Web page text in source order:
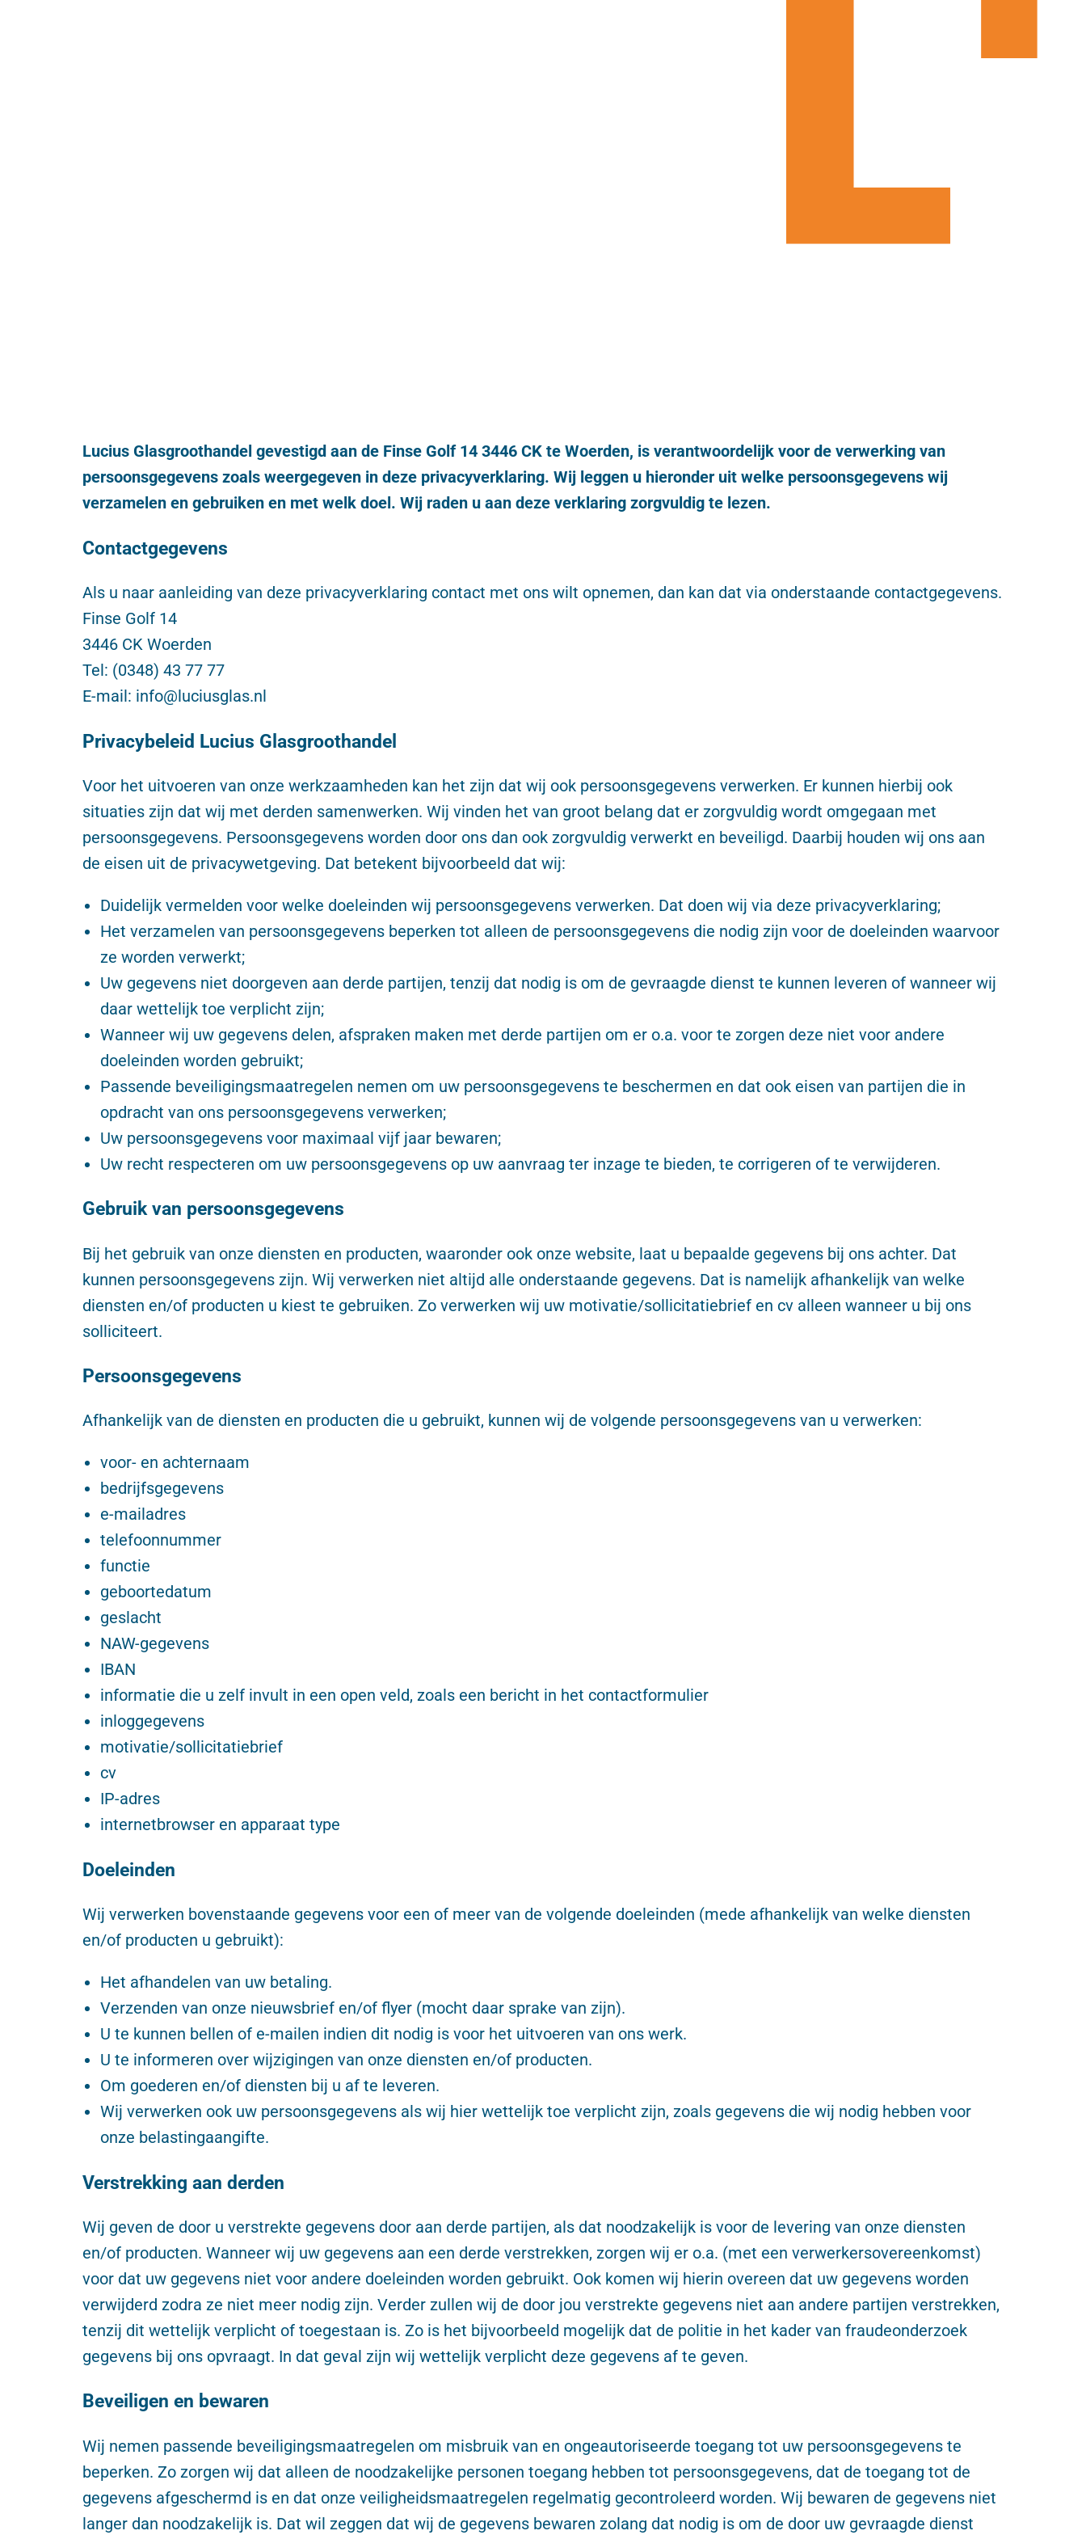
Lucius Glasgroothandel gevestigd aan de Finse Golf 14 3446 CK te Woerden, is verantwoordelijk voor de verwerking van
persoonsgegevens zoals weergegeven in deze privacyverklaring. Wij leggen u hieronder uit welke persoonsgegevens wij
verzamelen en gebruiken en met welk doel. Wij raden u aan deze verklaring zorgvuldig te lezen.
Contactgegevens
Als u naar aanleiding van deze privacyverklaring contact met ons wilt opnemen, dan kan dat via onderstaande contactgegevens.
Finse Golf 14
3446 CK Woerden
Tel: (0348) 43 77 77
E-mail: info@luciusglas.nl
Privacybeleid Lucius Glasgroothandel
Voor het uitvoeren van onze werkzaamheden kan het zijn dat wij ook persoonsgegevens verwerken. Er kunnen hierbij ook
situaties zijn dat wij met derden samenwerken. Wij vinden het van groot belang dat er zorgvuldig wordt omgegaan met
persoonsgegevens. Persoonsgegevens worden door ons dan ook zorgvuldig verwerkt en beveiligd. Daarbij houden wij ons aan
de eisen uit de privacywetgeving. Dat betekent bijvoorbeeld dat wij:
Duidelijk vermelden voor welke doeleinden wij persoonsgegevens verwerken. Dat doen wij via deze privacyverklaring;
Het verzamelen van persoonsgegevens beperken tot alleen de persoonsgegevens die nodig zijn voor de doeleinden waarvoor
ze worden verwerkt;
Uw gegevens niet doorgeven aan derde partijen, tenzij dat nodig is om de gevraagde dienst te kunnen leveren of wanneer wij
daar wettelijk toe verplicht zijn;
Wanneer wij uw gegevens delen, afspraken maken met derde partijen om er o.a. voor te zorgen deze niet voor andere
doeleinden worden gebruikt;
Passende beveiligingsmaatregelen nemen om uw persoonsgegevens te beschermen en dat ook eisen van partijen die in
opdracht van ons persoonsgegevens verwerken;
Uw persoonsgegevens voor maximaal vijf jaar bewaren;
Uw recht respecteren om uw persoonsgegevens op uw aanvraag ter inzage te bieden, te corrigeren of te verwijderen.
Gebruik van persoonsgegevens
Bij het gebruik van onze diensten en producten, waaronder ook onze website, laat u bepaalde gegevens bij ons achter. Dat
kunnen persoonsgegevens zijn. Wij verwerken niet altijd alle onderstaande gegevens. Dat is namelijk afhankelijk van welke
diensten en/of producten u kiest te gebruiken. Zo verwerken wij uw motivatie/sollicitatiebrief en cv alleen wanneer u bij ons
solliciteert.
Persoonsgegevens
Afhankelijk van de diensten en producten die u gebruikt, kunnen wij de volgende persoonsgegevens van u verwerken:
voor- en achternaam
bedrijfsgegevens
e-mailadres
telefoonnummer
functie
geboortedatum
geslacht
NAW-gegevens
IBAN
informatie die u zelf invult in een open veld, zoals een bericht in het contactformulier
inloggegevens
motivatie/sollicitatiebrief
cv
IP-adres
internetbrowser en apparaat type
Doeleinden
Wij verwerken bovenstaande gegevens voor een of meer van de volgende doeleinden (mede afhankelijk van welke diensten
en/of producten u gebruikt):
Het afhandelen van uw betaling.
Verzenden van onze nieuwsbrief en/of flyer (mocht daar sprake van zijn).
U te kunnen bellen of e-mailen indien dit nodig is voor het uitvoeren van ons werk.
U te informeren over wijzigingen van onze diensten en/of producten.
Om goederen en/of diensten bij u af te leveren.
Wij verwerken ook uw persoonsgegevens als wij hier wettelijk toe verplicht zijn, zoals gegevens die wij nodig hebben voor
onze belastingaangifte.
Verstrekking aan derden
Wij geven de door u verstrekte gegevens door aan derde partijen, als dat noodzakelijk is voor de levering van onze diensten
en/of producten. Wanneer wij uw gegevens aan een derde verstrekken, zorgen wij er o.a. (met een verwerkersovereenkomst)
voor dat uw gegevens niet voor andere doeleinden worden gebruikt. Ook komen wij hierin overeen dat uw gegevens worden
verwijderd zodra ze niet meer nodig zijn. Verder zullen wij de door jou verstrekte gegevens niet aan andere partijen verstrekken,
tenzij dit wettelijk verplicht of toegestaan is. Zo is het bijvoorbeeld mogelijk dat de politie in het kader van fraudeonderzoek
gegevens bij ons opvraagt. In dat geval zijn wij wettelijk verplicht deze gegevens af te geven.
Beveiligen en bewaren
Wij nemen passende beveiligingsmaatregelen om misbruik van en ongeautoriseerde toegang tot uw persoonsgegevens te
beperken. Zo zorgen wij dat alleen de noodzakelijke personen toegang hebben tot persoonsgegevens, dat de toegang tot de
gegevens afgeschermd is en dat onze veiligheidsmaatregelen regelmatig gecontroleerd worden. Wij bewaren de gegevens niet
langer dan noodzakelijk is. Dat wil zeggen dat wij de gegevens bewaren zolang dat nodig is om de door uw gevraagde dienst